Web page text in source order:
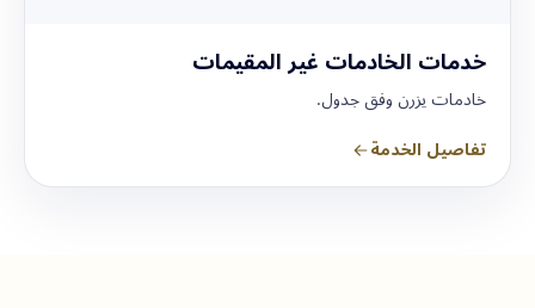
خدمات الخادمات غير المقيمات
خادمات يزرن وفق جدول.
تفاصيل الخدمة